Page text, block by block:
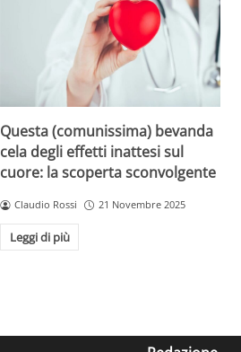
Questa (comunissima) bevanda
cela degli effetti inattesi sul
cuore: la scoperta sconvolgente
Claudio Rossi 21 Novembre 2025
Leggi di più